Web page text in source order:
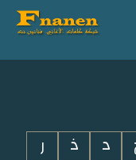
د ذ
ر